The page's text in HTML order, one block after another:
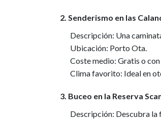
2. Senderismo en las
Descripción: Una
Ubicación: Porto Ota.
Coste medio: Gratis o
Clima favorito: Ideal en
3. Buceo en la Reserva
Descripción: Descubra la